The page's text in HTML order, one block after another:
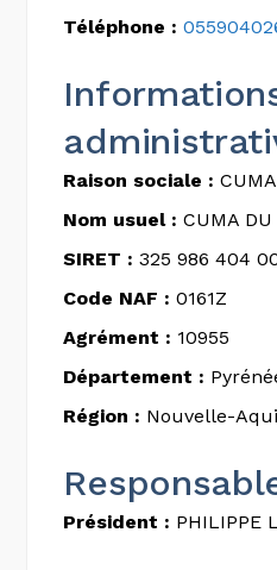
Téléphone :
Raison sociale :
Nom usuel : CUMA DU
SIRET : 325 986 404
Code NAF : 0161Z
Agrément : 10955
Département :
Région : Nouvelle-
Président : PHILIPPE